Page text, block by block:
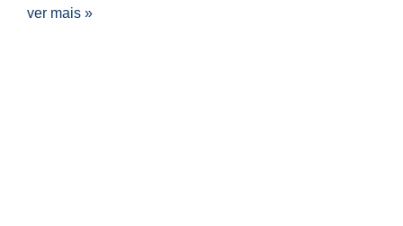
ver mais »